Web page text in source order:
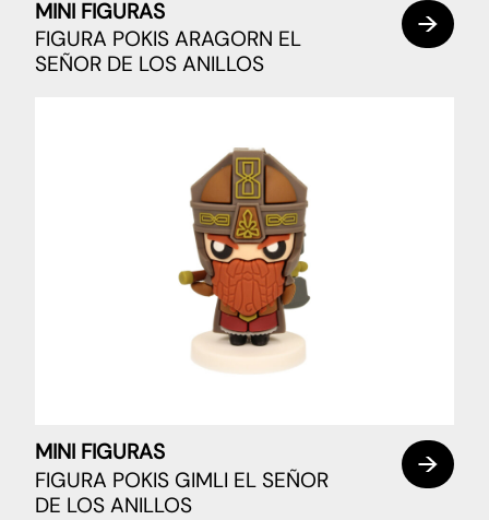
MINI FIGURAS
FIGURA POKIS ARAGORN EL
SEÑOR DE LOS ANILLOS
MINI FIGURAS
FIGURA POKIS GIMLI EL SEÑOR
DE LOS ANILLOS